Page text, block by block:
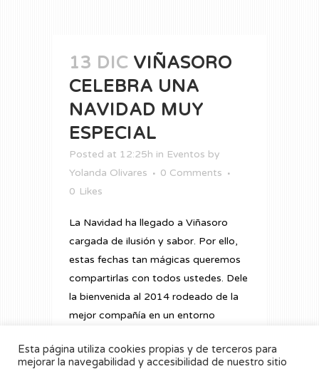
13 DIC VIÑASORO
CELEBRA UNA
NAVIDAD MUY
ESPECIAL
Posted at 12:25h in Eventos by
Yolanda Olivares
0 Comments
0 Likes
La Navidad ha llegado a Viñasoro
cargada de ilusión y sabor. Por ello,
estas fechas tan mágicas queremos
compartirlas con todos ustedes. Dele
la bienvenida al 2014 rodeado de la
mejor compañía en un entorno
Viñasoro. Su exquisita gastronomía y
Esta página utiliza cookies propias y de terceros para
mejorar la navegabilidad y accesibilidad de nuestro sitio